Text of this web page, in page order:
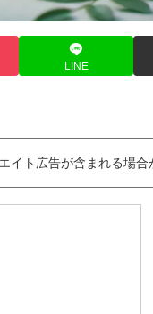
LINE
ト広告が含まれる場合